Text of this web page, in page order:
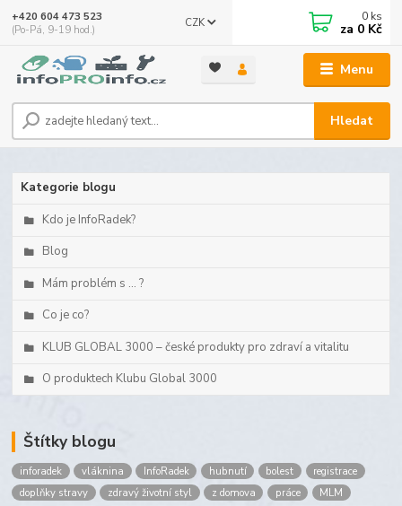
Menu
CZK
Hledat
+420 604 473 523
(Po-Pá, 9-19 hod.)
0 ks
za 0 Kč
Kategorie blogu
Kdo je InfoRadek?
Blog
Mám problém s ... ?
Co je co?
KLUB GLOBAL 3000 – české produkty pro zdraví a vitalitu
O produktech Klubu Global 3000
Štítky blogu
inforadek vláknina InfoRadek hubnutí bolest
registrace
doplňky stravy
zdravý životní styl z domova práce
MLM